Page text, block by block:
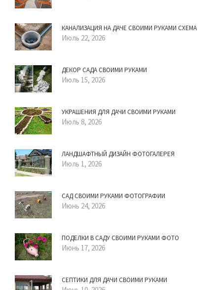
КАНАЛИЗАЦИЯ НА ДАЧЕ СВОИМИ РУКАМИ СХЕМА
Июль 22, 2026
ДЕКОР САДА СВОИМИ РУКАМИ
Июль 15, 2026
УКРАШЕНИЯ ДЛЯ ДАЧИ СВОИМИ РУКАМИ
Июль 8, 2026
ЛАНДШАФТНЫЙ ДИЗАЙН ФОТОГАЛЕРЕЯ
Июль 1, 2026
САД СВОИМИ РУКАМИ ФОТОГРАФИИ
Июнь 24, 2026
ПОДЕЛКИ В САДУ СВОИМИ РУКАМИ ФОТО
Июнь 17, 2026
СЕПТИКИ ДЛЯ ДАЧИ СВОИМИ РУКАМИ